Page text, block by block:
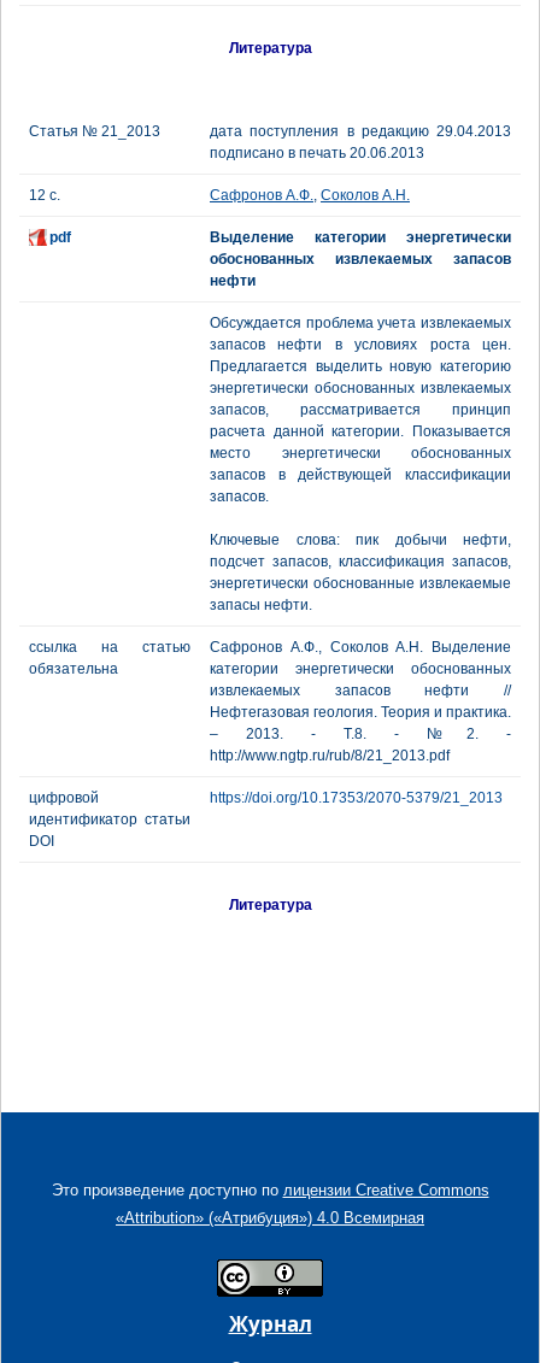
Литература
Статья № 21_2013
дата поступления в редакцию 29.04.2013
подписано в печать 20.06.2013
12 с. Сафронов А.Ф., Соколов А.Н.
pdf
Выделение категории энергетически
обоснованных извлекаемых запасов
нефти
Обсуждается проблема учета извлекаемых
запасов нефти в условиях роста цен.
Предлагается выделить новую категорию
энергетически обоснованных извлекаемых
запасов, рассматривается принцип
расчета данной категории. Показывается
место энергетически обоснованных
запасов в действующей классификации
запасов.
Ключевые слова: пик добычи нефти,
подсчет запасов, классификация запасов,
энергетически обоснованные извлекаемые
запасы нефти.
ссылка на статью
обязательна
Сафронов А.Ф., Соколов А.Н. Выделение
категории энергетически обоснованных
извлекаемых запасов нефти //
Нефтегазовая геология. Теория и практика.
– 2013. - Т.8. - №2. -
http://www.ngtp.ru/rub/8/21_2013.pdf
цифровой
идентификатор статьи
DOI
https://doi.org/10.17353/2070-5379/21_2013
Литература
Это произведение доступно по лицензии Creative Commons
«Attribution» («Атрибуция») 4.0 Всемирная
Журнал